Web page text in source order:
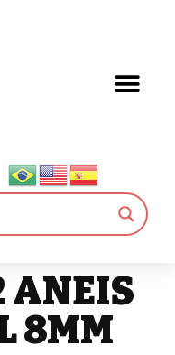
ANEIS
8MM